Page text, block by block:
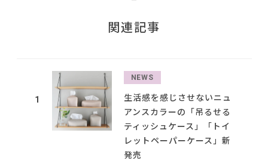
関連記事
1
NEWS
生活感を感じさせないニュ
アンスカラーの「吊るせる
ティッシュケース」「トイ
レットペーパーケース」新
発売